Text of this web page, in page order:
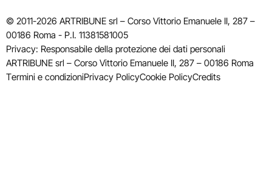
© 2011-2026 ARTRIBUNE srl – Corso Vittorio Emanuele II, 287 –
00186 Roma - P.I. 11381581005
Privacy: Responsabile della protezione dei dati personali
ARTRIBUNE srl – Corso Vittorio Emanuele II, 287 – 00186 Roma
Termini e condizioniPrivacy PolicyCookie PolicyCredits